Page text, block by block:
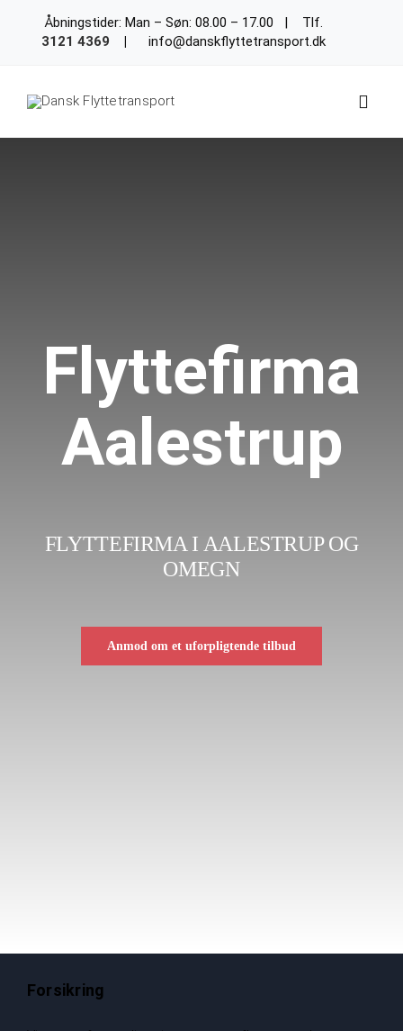
content
Åbningstider: Man – Søn: 08.00 – 17.00 | Tlf.
3121 4369 | info@danskflyttetransport.dk
Flyttefirma
Aalestrup
FLYTTEFIRMA I AALESTRUP OG
OMEGN
Anmod om et uforpligtende tilbud
Forsikring